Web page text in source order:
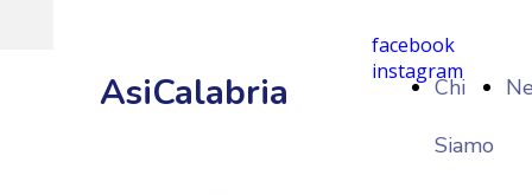
facebook
instagram
Chi
Siamo
AsiCalabria